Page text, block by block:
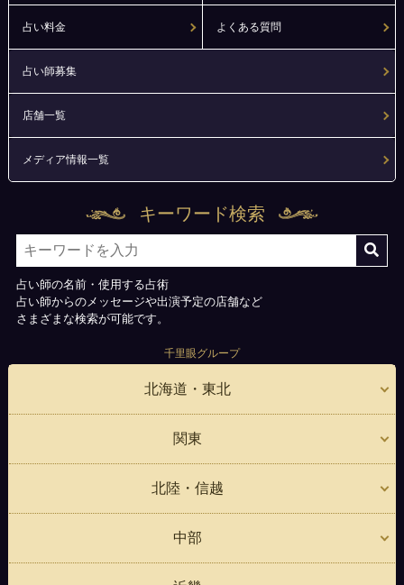
占い料金 よくある質問
占い師募集
店舗一覧
メディア情報一覧
キーワード検索
占い師の名前・使用する占術
占い師からのメッセージや出演予定の店舗など
さまざまな検索が可能です。
千里眼グループ
北海道・東北
関東
北陸・信越
中部